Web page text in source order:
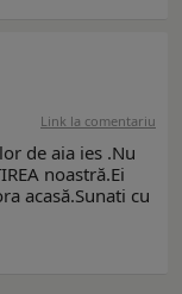
Link la comentariu
de aia ies .Nu
noastră.Ei
acasă.Sunati cu